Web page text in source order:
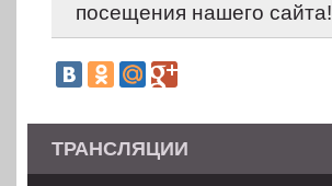
посещения нашего сайта!
ТРАНСЛЯЦИИ